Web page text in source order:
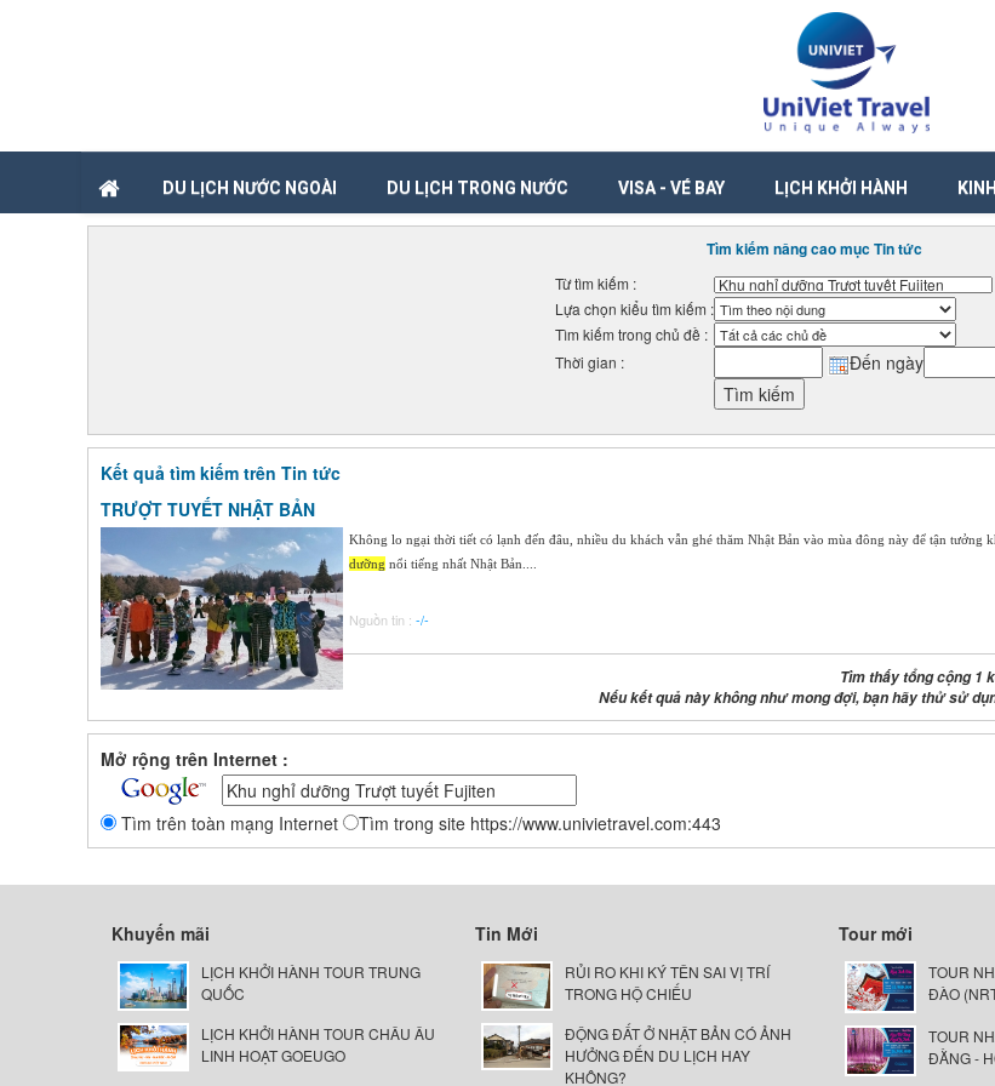
DU LỊCH NƯỚC NGOÀI DU LỊCH TRONG NƯỚC VISA - VÉ BAY LỊCH KHỞI HÀNH
Tìm kiếm nâng cao mục Tin tức
Từ tìm kiếm :
Lựa chọn kiểu tìm kiếm :
Tìm kiếm trong chủ đề :
Thời gian :
Đến ngày
Kết quả tìm kiếm trên Tin tức
TRƯỢT TUYẾT NHẬT BẢN
Không lo ngại thời tiết có lạnh đến đâu, nhiều du khách vẫn ghé thăm Nhật Bản vào mùa đông này để tận tưởng
dưỡng nổi tiếng nhất Nhật Bản....
Nguồn tin : -/-
Tìm thấy tổng cộng 1
Nếu kết quả này không như mong đợi, bạn hãy thử sử
Mở rộng trên Internet :
Tìm trên toàn mạng Internet Tìm trong site https://www.univietravel.com:443
Khuyến mãi
LỊCH KHỞI HÀNH TOUR TRUNG
QUỐC
LỊCH KHỞI HÀNH TOUR CHÂU ÂU
LINH HOẠT GOEUGO
Tin Mới
RỦI RO KHI KÝ TÊN SAI VỊ TRÍ
TRONG HỘ CHIẾU
ĐỘNG ĐẤT Ở NHẬT BẢN CÓ ẢNH
HƯỞNG ĐẾN DU LỊCH HAY
KHÔNG?
Tour mới
TOUR
ĐÀO
TOUR
ĐẰNG -